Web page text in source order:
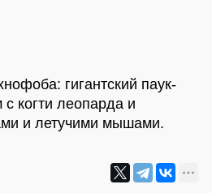
гигантский паук-
когти леопарда и
и летучими мышами.